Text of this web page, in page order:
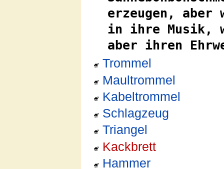
erzeugen,
in ihre Musik,
aber ihren
Trommel
Maultrommel
Kabeltrommel
Schlagzeug
Triangel
Kackbrett
Hammer